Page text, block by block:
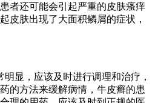
者还可能会引起严重的皮肤瘙痒
皮肤出现了大面积鳞屑的症状，
明显，应该及时进行调理和治疗，
的方法来缓解病情，牛皮癣的患